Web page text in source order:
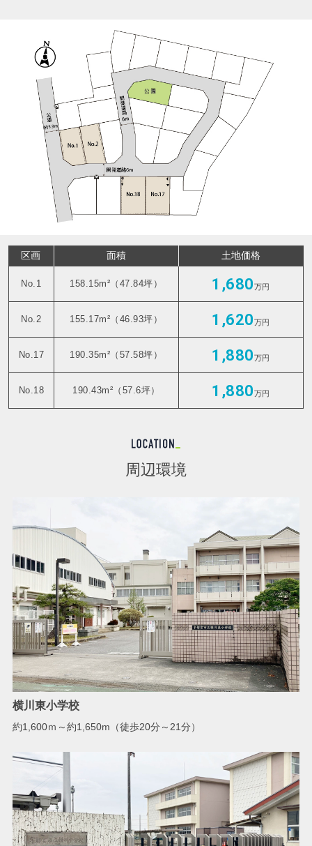
区画 面積 土地価格
No.1 158.15m²（47.84坪） 1,680万円
No.2 155.17m²（46.93坪） 1,620万円
No.17 190.35m²（57.58坪） 1,880万円
No.18 190.43m²（57.6坪） 1,880万円
周辺環境
横川東小学校
約1,600ｍ～約1,650m（徒歩20分～21分）